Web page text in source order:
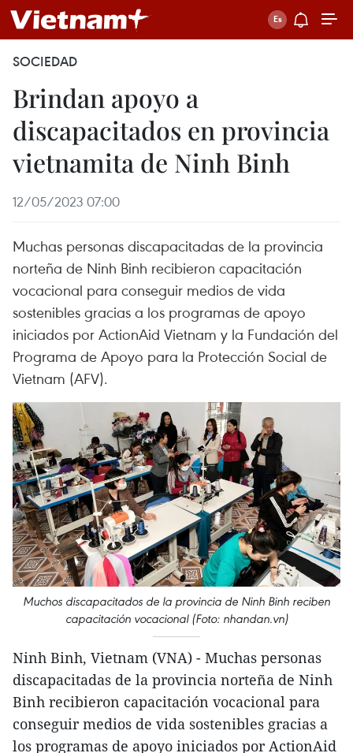
SOCIEDAD
Brindan apoyo a
discapacitados en provincia
vietnamita de Ninh Binh
12/05/2023 07:00
Muchas personas discapacitadas de la provincia
norteña de Ninh Binh recibieron capacitación
vocacional para conseguir medios de vida
sostenibles gracias a los programas de apoyo
iniciados por ActionAid Vietnam y la Fundación del
Programa de Apoyo para la Protección Social de
Vietnam (AFV).
Muchos discapacitados de la provincia de Ninh Binh reciben
capacitación vocacional (Foto: nhandan.vn)
Ninh Binh, Vietnam (VNA) - Muchas personas
discapacitadas de la provincia norteña de Ninh
Binh recibieron capacitación vocacional para
conseguir medios de vida sostenibles gracias a
los programas de apoyo iniciados por ActionAid